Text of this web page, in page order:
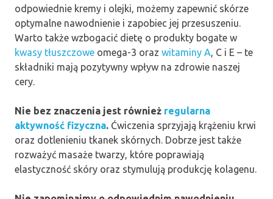
odpowiednie kremy i olejki, możemy zapewnić skórze
optymalne nawodnienie i zapobiec jej przesuszeniu.
Warto także wzbogacić dietę o produkty bogate w
kwasy tłuszczowe omega-3 oraz witaminy A, C i E – te
składniki mają pozytywny wpływ na zdrowie naszej
cery.
Nie bez znaczenia jest również regularna
aktywność fizyczna. Ćwiczenia sprzyjają krążeniu krwi
oraz dotlenieniu tkanek skórnych. Dobrze jest także
rozważyć masaże twarzy, które poprawiają
elastyczność skóry oraz stymulują produkcję kolagenu.